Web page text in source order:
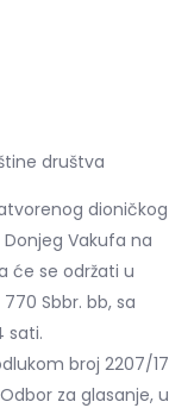
društva
dioničkog
Vakufa na
će se održati u
Sbbr. bb, sa
sati.
broj 2207/17
za glasanje, u